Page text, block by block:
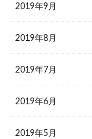
2019年9月
2019年8月
2019年7月
2019年6月
2019年5月